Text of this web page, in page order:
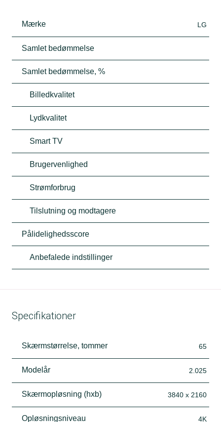
Mærke LG
Samlet bedømmelse
Samlet bedømmelse, %
Billedkvalitet
Lydkvalitet
Smart TV
Brugervenlighed
Strømforbrug
Tilslutning og modtagere
Pålidelighedsscore
Anbefalede indstillinger
Specifikationer
Skærmstørrelse, tommer 65
Modelår 2.025
Skærmopløsning (hxb) 3840 x 2160
Opløsningsniveau 4K